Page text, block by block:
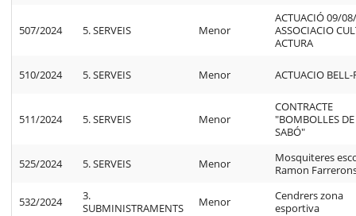
507/2024 5. SERVEIS Menor
ACTUACIÓ 09/
ASSOCIACIO
ACTURA
510/2024 5. SERVEIS Menor ACTUACIO
511/2024 5. SERVEIS Menor
CONTRACTE
"BOMBOLLES DE
SABÓ"
525/2024 5. SERVEIS Menor
Mosquiteres
Ramon
532/2024
3.
SUBMINISTRAMENTS
Menor
Cendrers zona
esportiva